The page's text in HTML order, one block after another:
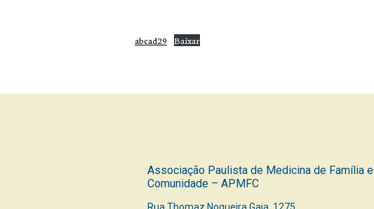
abcad29 Baixar
Associação Paulista de Medicina de Família e
Comunidade – APMFC